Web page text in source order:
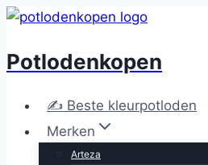
Doorgaan
inhoud
Potlodenkopen
✍ Beste kleurpotloden
Merken
Arteza